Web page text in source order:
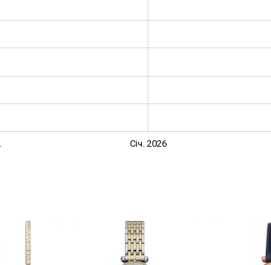
Січ. 2026